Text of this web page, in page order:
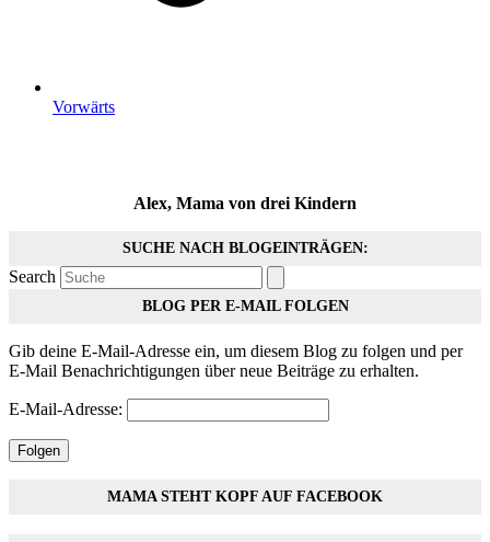
Vorwärts
Alex, Mama von drei Kindern
SUCHE NACH BLOGEINTRÄGEN:
Search
BLOG PER E-MAIL FOLGEN
Gib deine E-Mail-Adresse ein, um diesem Blog zu folgen und per
E-Mail Benachrichtigungen über neue Beiträge zu erhalten.
E-Mail-Adresse:
Folgen
MAMA STEHT KOPF AUF FACEBOOK